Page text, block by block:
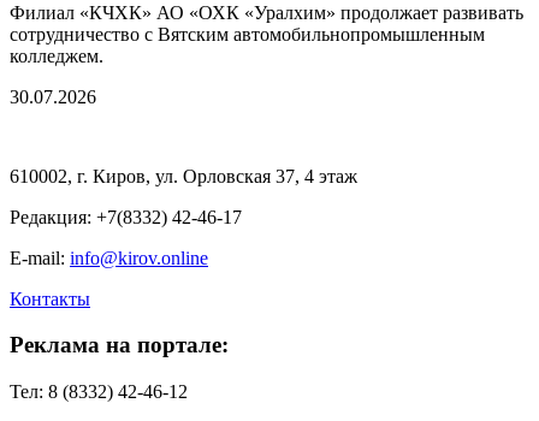
Филиал «КЧХК» АО «ОХК «Уралхим» продолжает развивать
сотрудничество с Вятским автомобильнопромышленным
колледжем.
30.07.2026
610002, г. Киров, ул. Орловская 37, 4 этаж
Редакция: +7(8332) 42-46-17
E-mail: info@kirov.online
Контакты
Реклама на портале:
Тел: 8 (8332) 42-46-12